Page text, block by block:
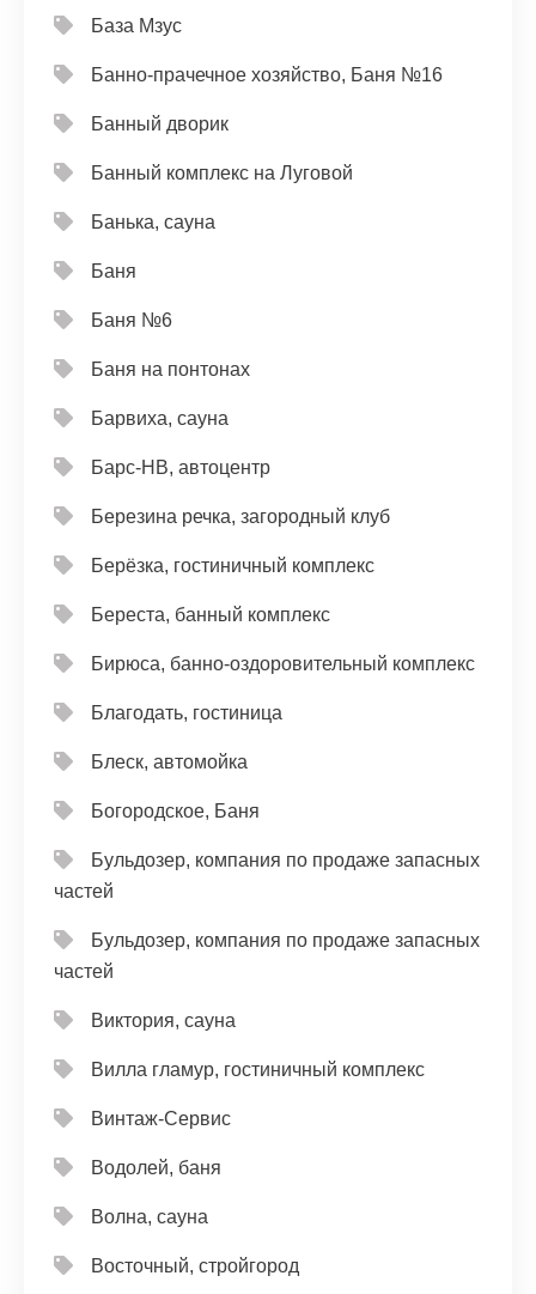
База Мзус
Банно-прачечное хозяйство, Баня №16
Банный дворик
Банный комплекс на Луговой
Банька, сауна
Баня
Баня №6
Баня на понтонах
Барвиха, сауна
Барс-НВ, автоцентр
Березина речка, загородный клуб
Берёзка, гостиничный комплекс
Береста, банный комплекс
Бирюса, банно-оздоровительный комплекс
Благодать, гостиница
Блеск, автомойка
Богородское, Баня
Бульдозер, компания по продаже запасных
частей
Бульдозер, компания по продаже запасных
частей
Виктория, сауна
Вилла гламур, гостиничный комплекс
Винтаж-Сервис
Водолей, баня
Волна, сауна
Восточный, стройгород